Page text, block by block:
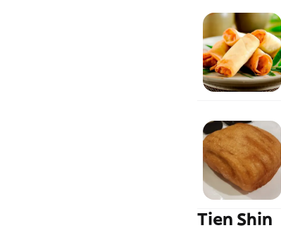
Tien Shin